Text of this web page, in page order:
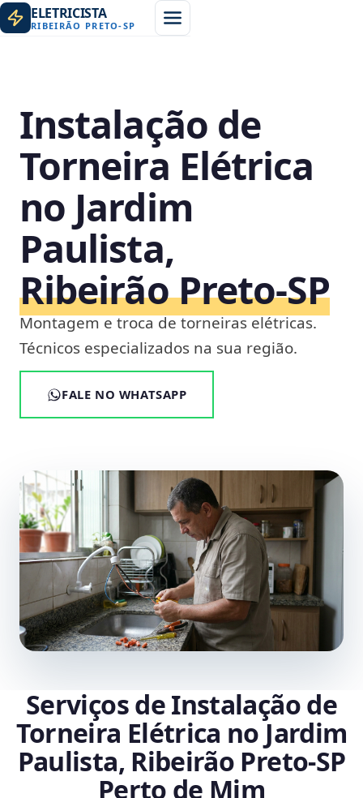
ELETRICISTA
RIBEIRÃO PRETO-SP
Instalação de
Torneira Elétrica
no Jardim
Paulista,
Ribeirão Preto‑SP
Montagem e troca de torneiras elétricas.
Técnicos especializados na sua região.
FALE NO WHATSAPP
Serviços de Instalação de
Torneira Elétrica no Jardim
Paulista, Ribeirão Preto‑SP
Perto de Mim